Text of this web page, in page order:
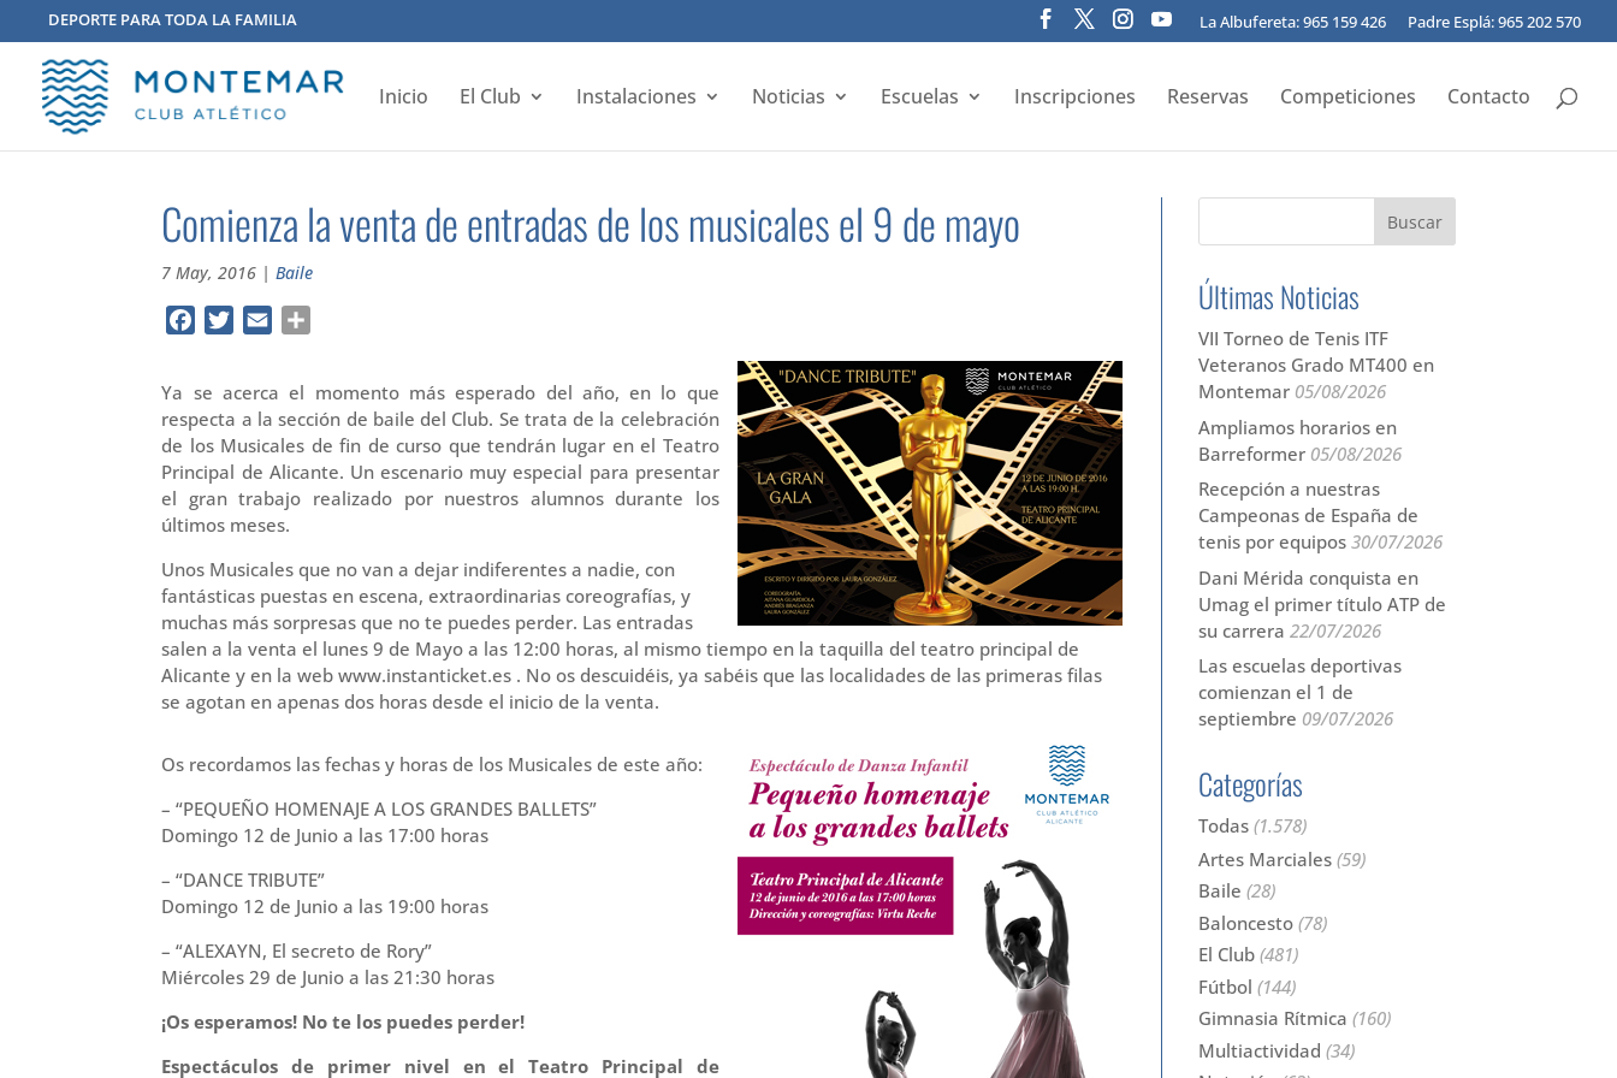
DEPORTE PARA TODA LA FAMILIA La Albufereta: 965 159 426 Padre Esplá: 965 202 570
Inicio El Club Instalaciones Noticias Escuelas Inscripciones Reservas Competiciones Contacto
Comienza la venta de entradas de los musicales el 9 de mayo
7 May, 2016 |Baile
FacebookTwitterEmail
Ya se acerca el momento más esperado del año, en lo que
respecta a la sección de baile del Club. Se trata de la celebración
de los Musicales de fin de curso que tendrán lugar en el Teatro
Principal de Alicante. Un escenario muy especial para presentar
el gran trabajo realizado por nuestros alumnos durante los
últimos meses.
Unos Musicales que no van a dejar indiferentes a nadie, con
fantásticas puestas en escena, extraordinarias coreografías, y
muchas más sorpresas que no te puedes perder. Las entradas
salen a la venta el lunes 9 de Mayo a las 12:00 horas, al mismo tiempo en la taquilla del teatro principal de
Alicante y en la web www.instanticket.es . No os descuidéis, ya sabéis que las localidades de las primeras filas
se agotan en apenas dos horas desde el inicio de la venta.
Os recordamos las fechas y horas de los Musicales de este año:
– “PEQUEÑO HOMENAJE A LOS GRANDES BALLETS”
Domingo 12 de Junio a las 17:00 horas
– “DANCE TRIBUTE”
Domingo 12 de Junio a las 19:00 horas
– “ALEXAYN, El secreto de Rory”
Miércoles 29 de Junio a las 21:30 horas
¡Os esperamos! No te los puedes perder!
Espectáculos de primer nivel en el Teatro Principal de
Últimas Noticias
VII Torneo de Tenis ITF
Veteranos Grado MT400 en
Montemar 05/08/2026
Ampliamos horarios en
Barreformer 05/08/2026
Recepción a nuestras
Campeonas de España de
tenis por equipos 30/07/2026
Dani Mérida conquista en
Umag el primer título ATP de
su carrera 22/07/2026
Las escuelas deportivas
comienzan el 1 de
septiembre 09/07/2026
Categorías
Todas(1.578)
Artes Marciales(59)
Baile (28)
Baloncesto(78)
El Club(481)
Fútbol (144)
Gimnasia Rítmica (160)
Multiactividad (34)